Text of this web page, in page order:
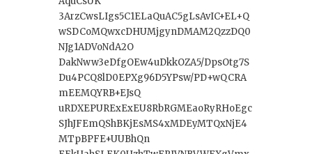
3ArzCwsLIgs5C1ELaQuAC5gLsAvIC+EL+Q
wSDCoMQwxcDHUMjgynDMAM2QzzDQ0
NJg1ADVoNdA2O
DakNww3eDfgOEw4uDkkOZA5/DpsOtg7S
Du4PCQ8lD0EPXg96D5YPsw/PD+wQCRA
mEEMQYRB+EJsQ
uRDXEPURExExEU8RbRGMEaoRyRHoEgc
SJhJFEmQShBKjEsMS4xMDEyMTQxNjE4
MTpBPFE+UUBhQn